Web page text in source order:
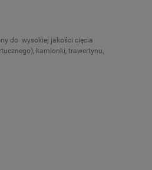
do wysokiej jakości cięcia
kamionki, trawertynu,